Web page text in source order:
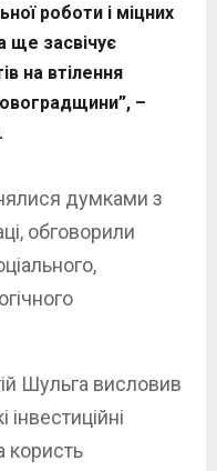
роботи і міцних
ще засвічує
на втілення
–
думками з
обговорили
Шульга висловив
інвестиційні
користь